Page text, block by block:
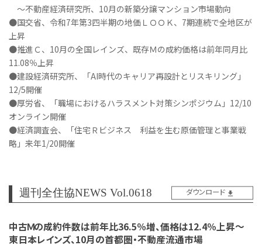
～不動産経済研究所、10月の新築分譲マンション市場動向
●国交省、令和7年第3四半期の地価ＬＯＯＫ、7期連続で全地区が
上昇
●推進Ｃ、10月の全国レインズ、既存Ｍの成約価格は前年同月比
11.08％上昇
●建設経済研究所、「AI時代のキャリア再設計とリスキリング」
12/5開催
●厚労省、「職場におけるハラスメント対策シンポジウム」12/10
オンライン開催
●経済調査会、「住宅Ｒビジネス 利益を生む原価管理と事業戦
略」来年1/20開催
週刊全住協NEWS Vol.0618 ダウンロード
中古Ｍの成約件数は前年比36.5％増、価格は12.4％上昇～
東日本レインズ、10月の首都圏・不動産流通市場